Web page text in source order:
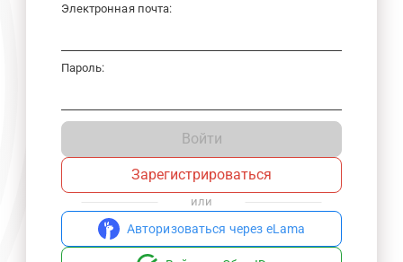
Электронная почта:
Пароль:
Войти
Зарегистрироваться
или
Авторизоваться через eLama